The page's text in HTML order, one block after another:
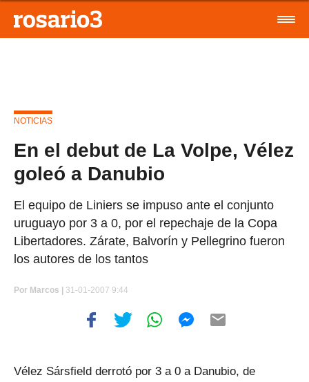
NOTICIAS
En el debut de La Volpe, Vélez
goleó a Danubio
El equipo de Liniers se impuso ante el conjunto
uruguayo por 3 a 0, por el repechaje de la Copa
Libertadores. Zárate, Balvorín y Pellegrino fueron
los autores de los tantos
Por Marcos | 31-01-2007 9:44
Vélez Sársfield derrotó por 3 a 0 a Danubio, de